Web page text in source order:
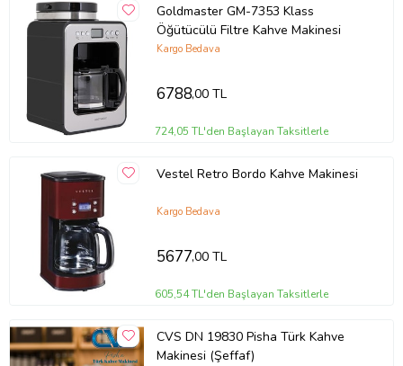
Cezve Rengi
Gümüş
Fincan Kapasitesi
Fincan Boyutu Seçimi
Ölçüler
Ağırlık
25 cm
Yükseklik
20 cm
Ürün Kodu:kcm98685639
Goldmaster GM-7353 Klass
Öğütücülü Filtre Kahve Makinesi
Kargo Bedava
6788,00 TL
724,05 TL'den Başlayan Taksitlerle
Vestel Retro Bordo Kahve Makinesi
Kargo Bedava
5677,00 TL
605,54 TL'den Başlayan Taksitlerle
CVS DN 19830 Pisha Türk Kahve
Makinesi (Şeffaf)